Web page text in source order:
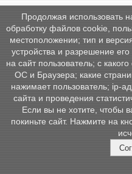
Продолжая использовать
обработку файлов cookie,
местоположении; тип и
устройства и разрешение
на сайт пользователь; с
ОС и Браузера; какие
нажимает пользователь; ip-
сайта и проведения
Если вы не хотите, чтобы
покиньте сайт. Нажмите на